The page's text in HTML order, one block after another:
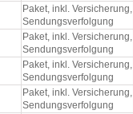
Paket, inkl. Versicherung,
Sendungsverfolgung
Paket, inkl. Versicherung,
Sendungsverfolgung
Paket, inkl. Versicherung,
Sendungsverfolgung
Paket, inkl. Versicherung,
Sendungsverfolgung